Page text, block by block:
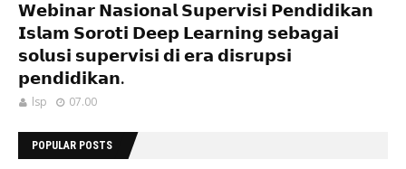
𝗪𝗲𝗯𝗶𝗻𝗮𝗿 𝗡𝗮𝘀𝗶𝗼𝗻𝗮𝗹 𝗦𝘂𝗽𝗲𝗿𝘃𝗶𝘀𝗶 𝗣𝗲𝗻𝗱𝗶𝗱𝗶𝗸𝗮𝗻
𝗜𝘀𝗹𝗮𝗺 𝗦𝗼𝗿𝗼𝘁𝗶 𝗗𝗲𝗲𝗽 𝗟𝗲𝗮𝗿𝗻𝗶𝗻𝗴 𝘀𝗲𝗯𝗮𝗴𝗮𝗶
𝘀𝗼𝗹𝘂𝘀𝗶 𝘀𝘂𝗽𝗲𝗿𝘃𝗶𝘀𝗶 𝗱𝗶 𝗲𝗿𝗮 𝗱𝗶𝘀𝗿𝘂𝗽𝘀𝗶
𝗽𝗲𝗻𝗱𝗶𝗱𝗶𝗸𝗮𝗻.
lsp 07.00
POPULAR POSTS